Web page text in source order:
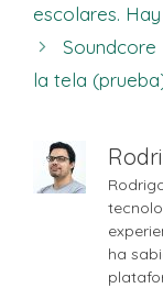
escolares.
Soundcore
la tela
ha